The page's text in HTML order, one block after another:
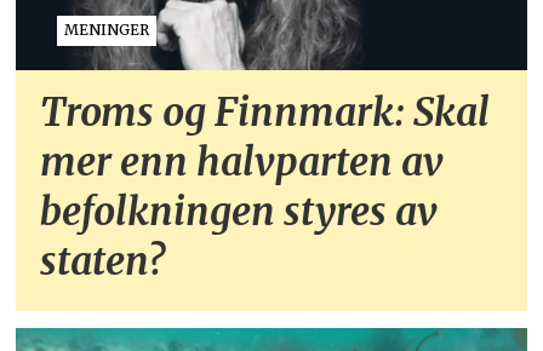
MENINGER
Troms og Finnmark: Skal
mer enn halvparten av
befolkningen styres av
staten?